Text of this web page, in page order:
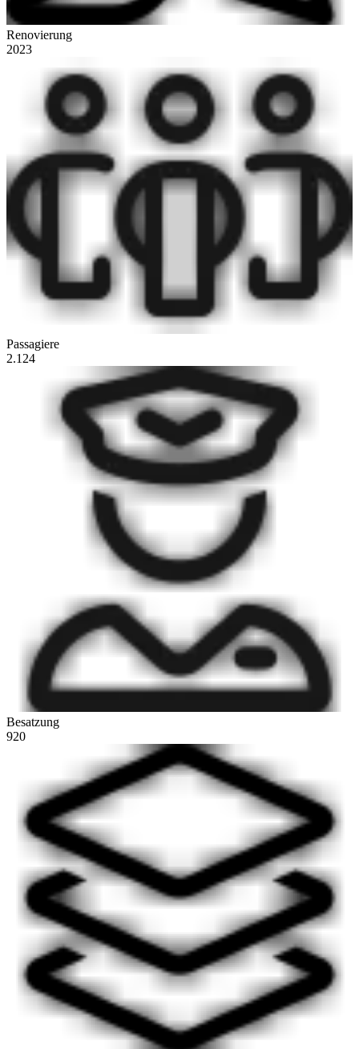
Renovierung
2023
Passagiere
2.124
Besatzung
920